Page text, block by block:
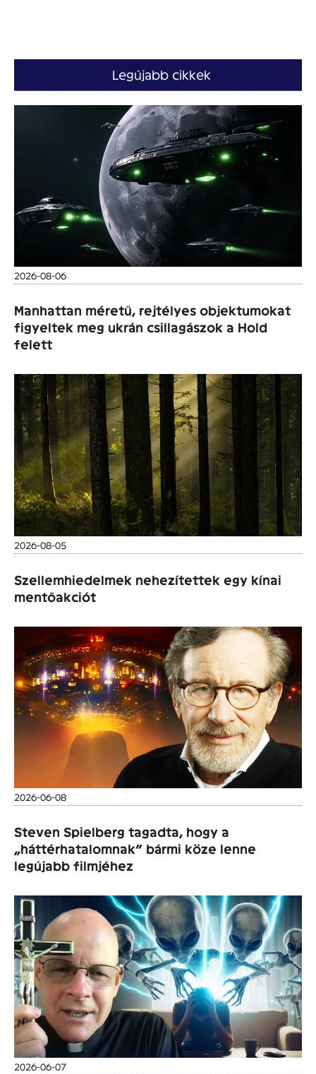
Legújabb cikkek
2026-08-06
Manhattan méretű, rejtélyes objektumokat
figyeltek meg ukrán csillagászok a Hold
felett
2026-08-05
Szellemhiedelmek nehezítettek egy kínai
mentőakciót
2026-06-08
Steven Spielberg tagadta, hogy a
„háttérhatalomnak” bármi köze lenne
legújabb filmjéhez
2026-06-07